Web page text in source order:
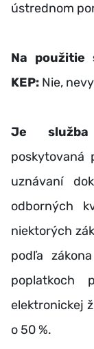
ústrednom
Na použitie
KEP: Nie,
Je služba
uznávaní
odborných
niektorých
podľa
elektronickej
o 50 %.